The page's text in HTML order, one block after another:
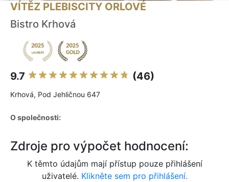
VÍTĚZ PLEBISCITY ORLOVÉ
Bistro Krhová
9.7 (46)
Krhová, Pod Jehličnou 647
O společnosti:
Zdroje pro výpočet hodnocení:
K těmto údajům mají přístup pouze přihlášení
uživatelé. Klikněte sem pro přihlášení.